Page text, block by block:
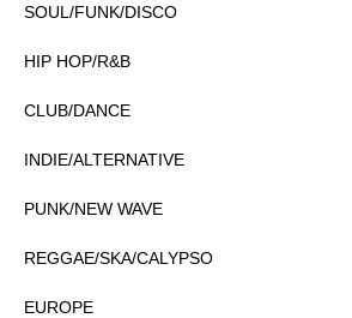
SOUL/FUNK/DISCO
HIP HOP/R&B
CLUB/DANCE
INDIE/ALTERNATIVE
PUNK/NEW WAVE
REGGAE/SKA/CALYPSO
EUROPE